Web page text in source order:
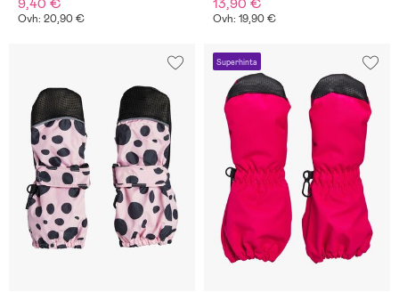
Ovh: 20,90 € Ovh: 19,90 €
Superhinta